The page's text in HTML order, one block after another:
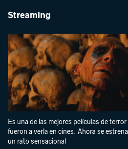
Streaming
Es una de las mejores películas de
fueron a verla en cines. Ahora se
un rato sensacional